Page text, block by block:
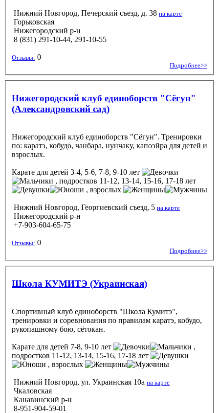
Нижний Новгород, Печерский съезд, д. 38 на карте
Горьковская
Нижегородский р-н
8 (831) 291-10-44, 291-10-55
Отзывы: 0
Подробнее>>
Нижегородский клуб единоборств "Сёгун"
(Александровский сад)
Нижегородский клуб единоборств "Сёгун". Тренировки
по: каратэ, кобудо, чанбара, нунчаку, капоэйра для детей и
взрослых.
Карате для детей 3-4, 5-6, 7-8, 9-10 лет
, подростков 11-12, 13-14, 15-16, 17-18 лет
, взрослых
Нижний Новгород, Георгиевский съезд, 5 на карте
Нижегородский р-н
+7-903-604-65-75
Отзывы: 0
Подробнее>>
Школа КУМИТЭ (Украинская)
Спортивный клуб единоборств "Школа Кумитэ",
тренировки и соревнования по правилам каратэ, кобудо,
рукопашному бою, сётокан.
Карате для детей 7-8, 9-10 лет
,
подростков 11-12, 13-14, 15-16, 17-18 лет
, взрослых
Нижний Новгород, ул. Украинская 10а на карте
Чкаловская
Канавинский р-н
8-951-904-59-01